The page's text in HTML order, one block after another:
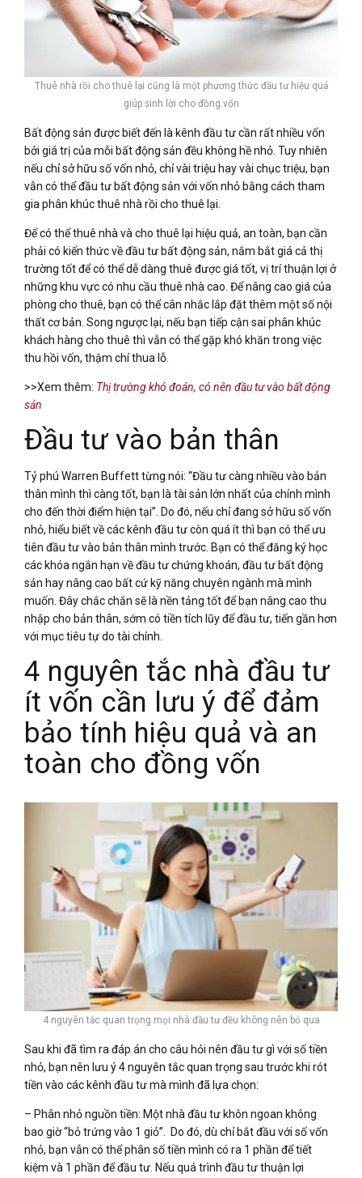
Thuê nhà rồi cho thuê lại cũng là một phương thức đầu tư hiệu quả
giúp sinh lời cho đồng vốn
Bất động sản được biết đến là kênh đầu tư cần rất nhiều vốn
bởi giá trị của mỗi bất động sản đều không hề nhỏ. Tuy nhiên
nếu chỉ sở hữu số vốn nhỏ, chỉ vài triệu hay vài chục triệu, bạn
vẫn có thể đầu tư bất động sản với vốn nhỏ bằng cách tham
gia phân khúc thuê nhà rồi cho thuê lại.
Để có thể thuê nhà và cho thuê lại hiệu quả, an toàn, bạn cần
phải có kiến thức về đầu tư bất động sản, nắm bắt giá cả thị
trường tốt để có thể dễ dàng thuê được giá tốt, vị trí thuận lợi ở
những khu vực có nhu cầu thuê nhà cao. Để nâng cao giá của
phòng cho thuê, bạn có thể cân nhắc lắp đặt thêm một số nội
thất cơ bản. Song ngược lại, nếu bạn tiếp cận sai phân khúc
khách hàng cho thuê thì vẫn có thể gặp khó khăn trong việc
thu hồi vốn, thậm chí thua lỗ.
>>Xem thêm: Thị trường khó đoán, có nên đầu tư vào bất động
sản
Đầu tư vào bản thân
Tỷ phú Warren Buffett từng nói: “Đầu tư càng nhiều vào bản
thân mình thì càng tốt, bạn là tài sản lớn nhất của chính mình
cho đến thời điểm hiện tại”. Do đó, nếu chỉ đang sở hữu số vốn
nhỏ, hiểu biết về các kênh đầu tư còn quá ít thì bạn có thể ưu
tiên đầu tư vào bản thân mình trước. Bạn có thể đăng ký học
các khóa ngắn hạn về đầu tư chứng khoán, đầu tư bất động
sản hay nâng cao bất cứ kỹ năng chuyên ngành mà mình
muốn. Đây chắc chắn sẽ là nền tảng tốt để bạn nâng cao thu
nhập cho bản thân, sớm có tiền tích lũy để đầu tư, tiến gần hơn
với mục tiêu tự do tài chính.
4 nguyên tắc nhà đầu tư
ít vốn cần lưu ý để đảm
bảo tính hiệu quả và an
toàn cho đồng vốn
4 nguyên tắc quan trọng mọi nhà đầu tư đều không nên bỏ qua
Sau khi đã tìm ra đáp án cho câu hỏi nên đầu tư gì với số tiền
nhỏ, bạn nên lưu ý 4 nguyên tắc quan trọng sau trước khi rót
tiền vào các kênh đầu tư mà mình đã lựa chọn:
– Phân nhỏ nguồn tiền: Một nhà đầu tư khôn ngoan không
bao giờ “bỏ trứng vào 1 giỏ”. Do đó, dù chỉ bắt đầu với số vốn
nhỏ, bạn vẫn có thể phân số tiền mình có ra 1 phần để tiết
kiệm và 1 phần để đầu tư. Nếu quá trình đầu tư thuận lợi